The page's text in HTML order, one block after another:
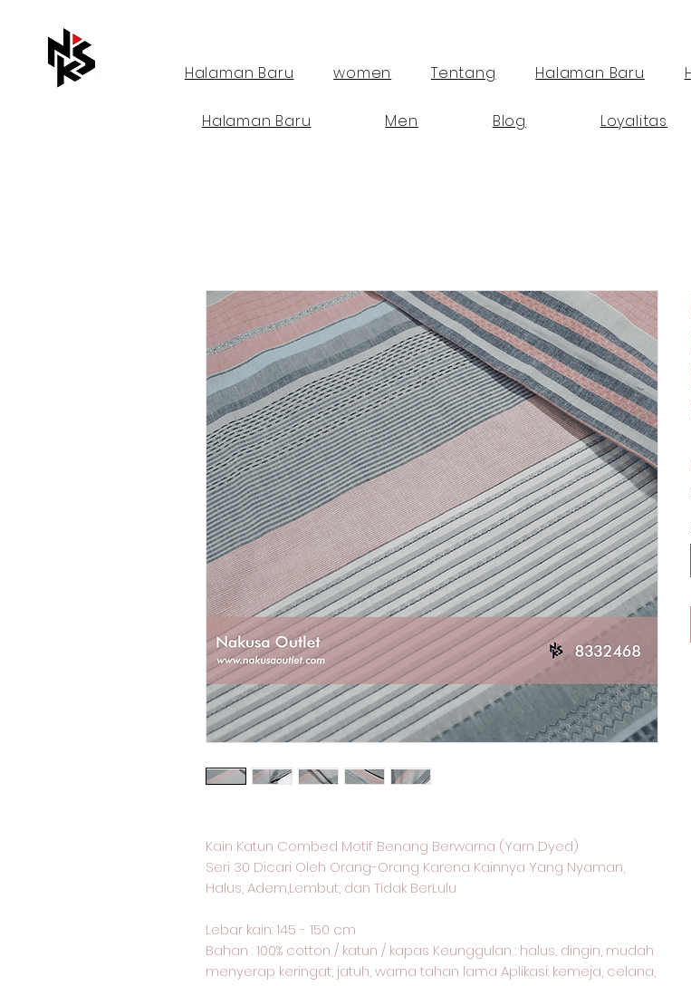
Halaman Baru women Tentang Halaman Baru
Halaman Baru Men Blog Loyalitas
Kain Katun Combed Motif Benang Berwarna (Yarn Dyed)
Seri 30 Dicari Oleh Orang-Orang Karena Kainnya Yang Nyaman,
Halus, Adem,Lembut, dan Tidak BerLulu
Lebar kain: 145 - 150 cm
Bahan : 100% cotton / katun / kapas Keunggulan : halus, dingin, mudah
menyerap keringat, jatuh, warna tahan lama Aplikasi: kemeja, celana,